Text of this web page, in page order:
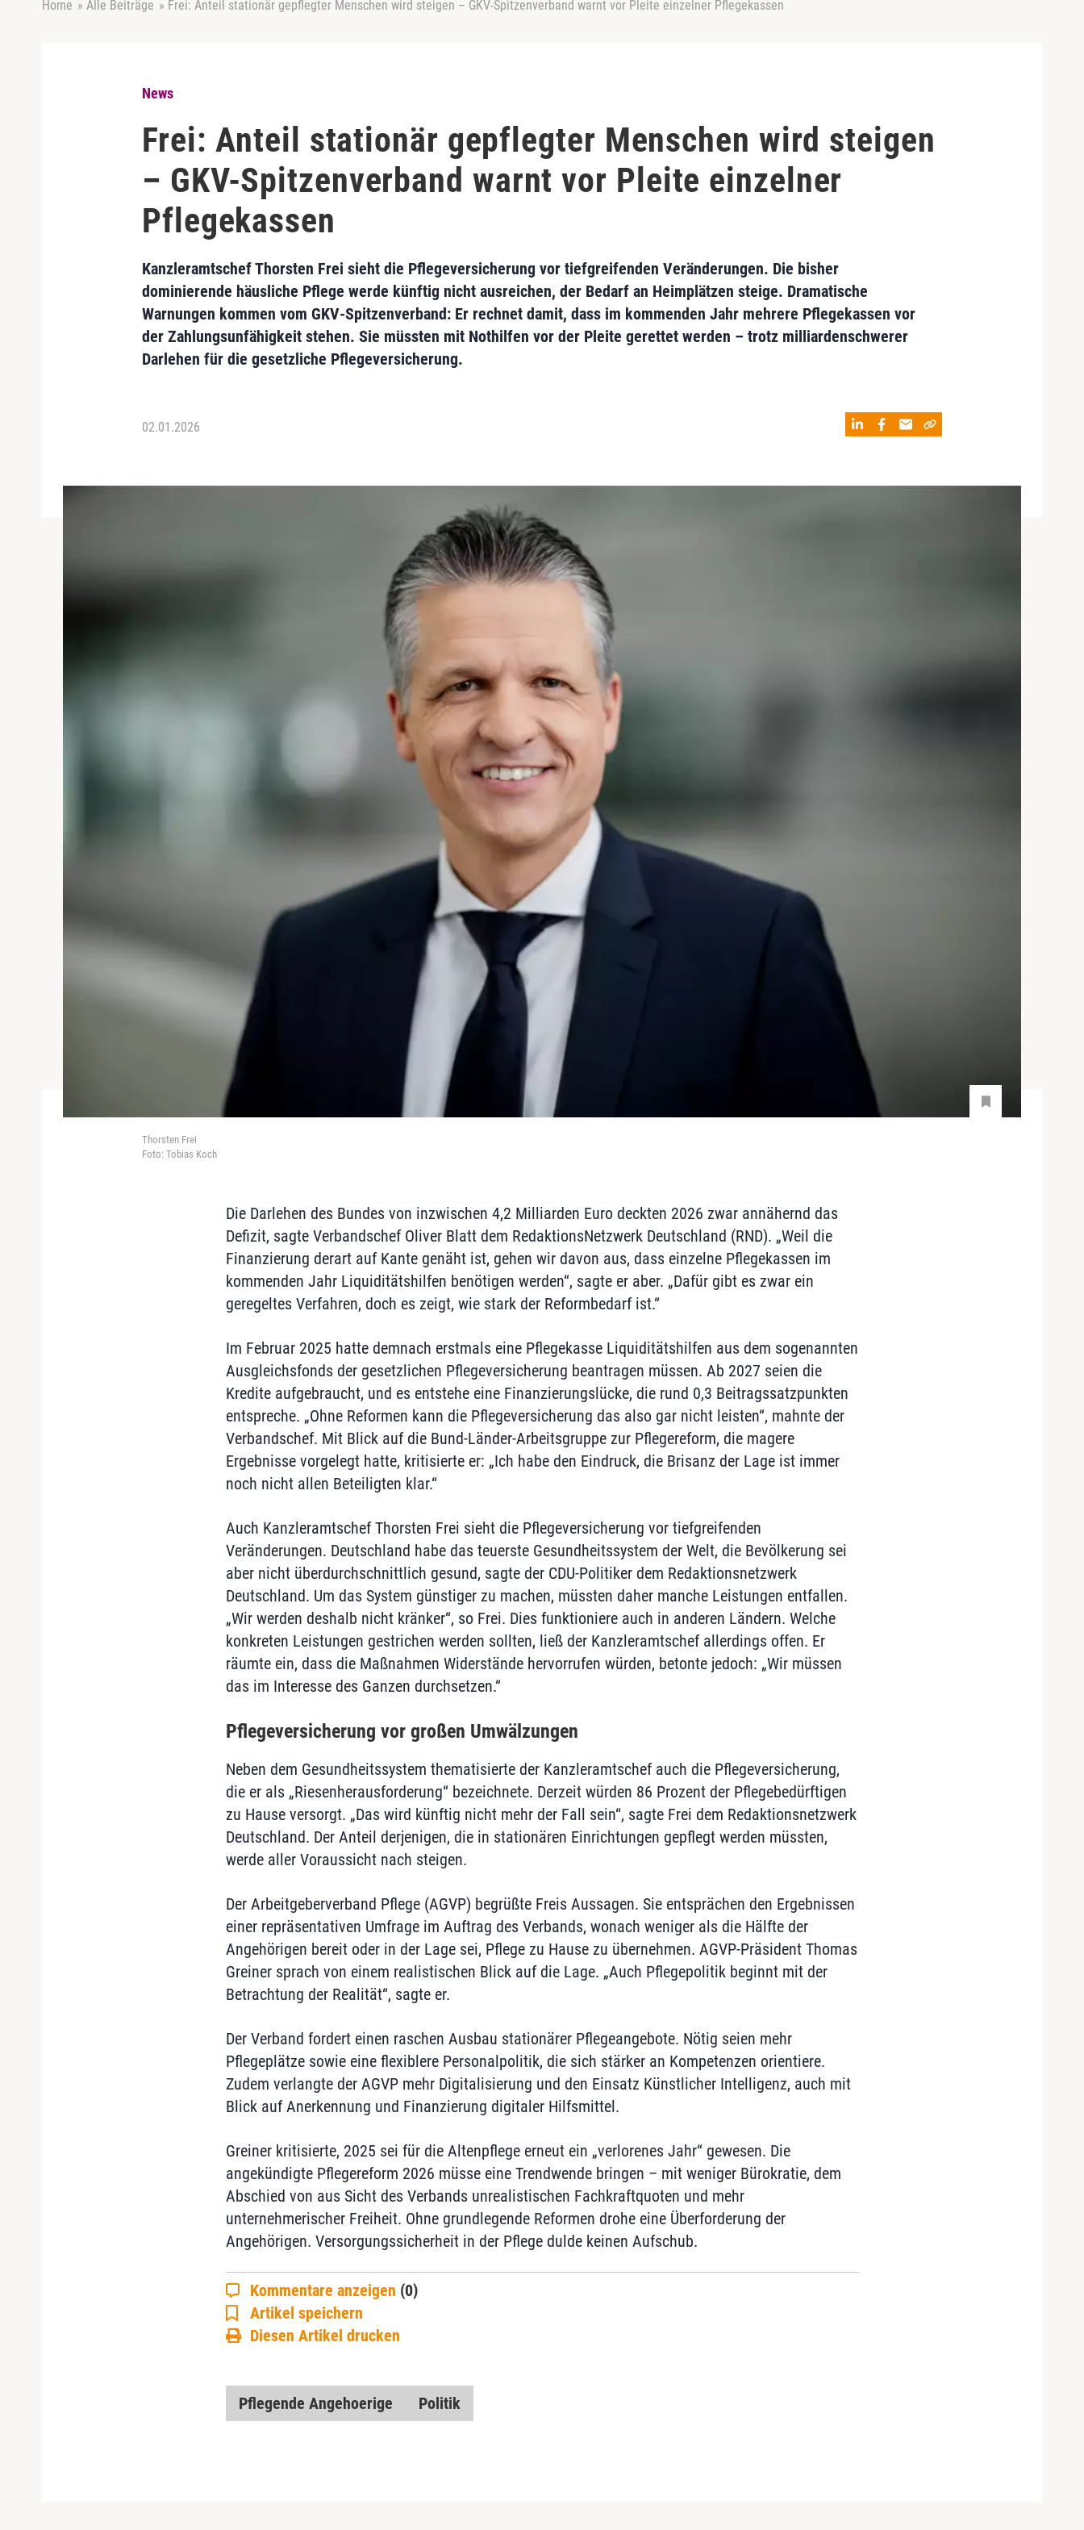
Home » Alle Beiträge » Frei: Anteil stationär gepflegter Menschen wird steigen – GKV-Spitzenverband warnt vor Pleite einzelner Pflegekassen
News
Frei: Anteil stationär gepflegter Menschen wird steigen
– GKV-Spitzenverband warnt vor Pleite einzelner
Pflegekassen
Kanzleramtschef Thorsten Frei sieht die Pflegeversicherung vor tiefgreifenden Veränderungen. Die bisher
dominierende häusliche Pflege werde künftig nicht ausreichen, der Bedarf an Heimplätzen steige. Dramatische
Warnungen kommen vom GKV‑Spitzenverband: Er rechnet damit, dass im kommenden Jahr mehrere Pflegekassen vor
der Zahlungsunfähigkeit stehen. Sie müssten mit Nothilfen vor der Pleite gerettet werden – trotz milliardenschwerer
Darlehen für die gesetzliche Pflegeversicherung.
02.01.2026
Thorsten Frei
Foto: Tobias Koch
Die Darlehen des Bundes von inzwischen 4,2 Milliarden Euro deckten 2026 zwar annähernd das
Defizit, sagte Verbandschef Oliver Blatt dem RedaktionsNetzwerk Deutschland (RND). „Weil die
Finanzierung derart auf Kante genäht ist, gehen wir davon aus, dass einzelne Pflegekassen im
kommenden Jahr Liquiditätshilfen benötigen werden“, sagte er aber. „Dafür gibt es zwar ein
geregeltes Verfahren, doch es zeigt, wie stark der Reformbedarf ist.“
Im Februar 2025 hatte demnach erstmals eine Pflegekasse Liquiditätshilfen aus dem sogenannten
Ausgleichsfonds der gesetzlichen Pflegeversicherung beantragen müssen. Ab 2027 seien die
Kredite aufgebraucht, und es entstehe eine Finanzierungslücke, die rund 0,3 Beitragssatzpunkten
entspreche. „Ohne Reformen kann die Pflegeversicherung das also gar nicht leisten“, mahnte der
Verbandschef. Mit Blick auf die Bund-Länder-Arbeitsgruppe zur Pflegereform, die magere
Ergebnisse vorgelegt hatte, kritisierte er: „Ich habe den Eindruck, die Brisanz der Lage ist immer
noch nicht allen Beteiligten klar.“
Auch Kanzleramtschef Thorsten Frei sieht die Pflegeversicherung vor tiefgreifenden
Veränderungen. Deutschland habe das teuerste Gesundheitssystem der Welt, die Bevölkerung sei
aber nicht überdurchschnittlich gesund, sagte der CDU-Politiker dem Redaktionsnetzwerk
Deutschland. Um das System günstiger zu machen, müssten daher manche Leistungen entfallen.
„Wir werden deshalb nicht kränker“, so Frei. Dies funktioniere auch in anderen Ländern. Welche
konkreten Leistungen gestrichen werden sollten, ließ der Kanzleramtschef allerdings offen. Er
räumte ein, dass die Maßnahmen Widerstände hervorrufen würden, betonte jedoch: „Wir müssen
das im Interesse des Ganzen durchsetzen.“
Pflegeversicherung vor großen Umwälzungen
Neben dem Gesundheitssystem thematisierte der Kanzleramtschef auch die Pflegeversicherung,
die er als „Riesenherausforderung“ bezeichnete. Derzeit würden 86 Prozent der Pflegebedürftigen
zu Hause versorgt. „Das wird künftig nicht mehr der Fall sein“, sagte Frei dem Redaktionsnetzwerk
Deutschland. Der Anteil derjenigen, die in stationären Einrichtungen gepflegt werden müssten,
werde aller Voraussicht nach steigen.
Der Arbeitgeberverband Pflege (AGVP) begrüßte Freis Aussagen. Sie entsprächen den Ergebnissen
einer repräsentativen Umfrage im Auftrag des Verbands, wonach weniger als die Hälfte der
Angehörigen bereit oder in der Lage sei, Pflege zu Hause zu übernehmen. AGVP-Präsident Thomas
Greiner sprach von einem realistischen Blick auf die Lage. „Auch Pflegepolitik beginnt mit der
Betrachtung der Realität“, sagte er.
Der Verband fordert einen raschen Ausbau stationärer Pflegeangebote. Nötig seien mehr
Pflegeplätze sowie eine flexiblere Personalpolitik, die sich stärker an Kompetenzen orientiere.
Zudem verlangte der AGVP mehr Digitalisierung und den Einsatz Künstlicher Intelligenz, auch mit
Blick auf Anerkennung und Finanzierung digitaler Hilfsmittel.
Greiner kritisierte, 2025 sei für die Altenpflege erneut ein „verlorenes Jahr“ gewesen. Die
angekündigte Pflegereform 2026 müsse eine Trendwende bringen – mit weniger Bürokratie, dem
Abschied von aus Sicht des Verbands unrealistischen Fachkraftquoten und mehr
unternehmerischer Freiheit. Ohne grundlegende Reformen drohe eine Überforderung der
Angehörigen. Versorgungssicherheit in der Pflege dulde keinen Aufschub.
Kommentare anzeigen (0)
Artikel speichern
Diesen Artikel drucken
Pflegende Angehoerige Politik